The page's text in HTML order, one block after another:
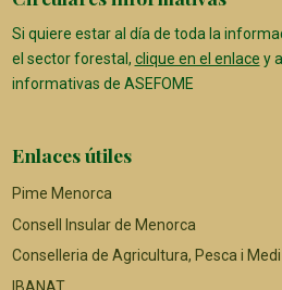
Si quiere estar al día de toda la
el sector forestal, clique en el enlace y
informativas de ASEFOME
Enlaces útiles
Pime Menorca
Consell Insular de Menorca
Conselleria de Agricultura, Pesca i